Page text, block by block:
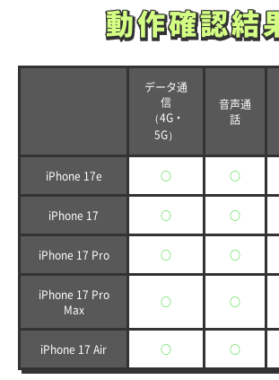
動作確認結
動作確認結
データ通
信
（4G・
5G）
音声通
話
iPhone 17e ○ ○
iPhone 17 ○ ○
iPhone 17 Pro ○ ○
iPhone 17 Pro
Max
○ ○
iPhone 17 Air ○ ○